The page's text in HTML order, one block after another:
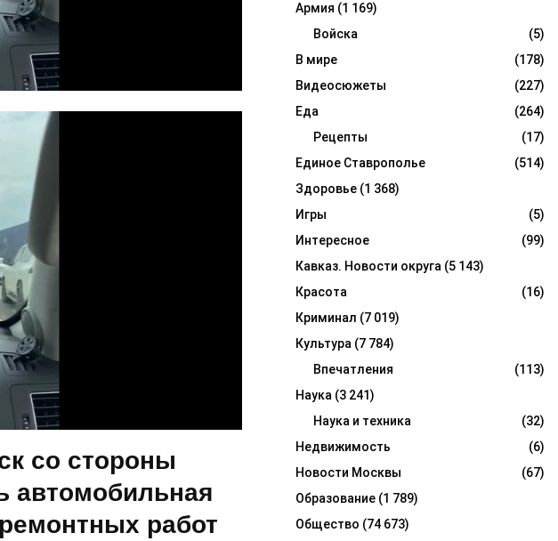
со стороны
автомобильная
работ
Армия (1 169)
Войска
(5)
В мире
(178)
Видеосюжеты
(227)
Еда
(264)
Рецепты
(17)
Единое Ставрополье
(514)
Здоровье (1 368)
Игры
(5)
Интересное
(99)
Кавказ. Новости округа (5 143)
Красота
(16)
Криминал (7 019)
Культура (7 784)
Впечатления
(113)
Наука (3 241)
Наука и техника
(32)
Недвижимость
(6)
Новости Москвы
(67)
Образование (1 789)
Общество (74 673)